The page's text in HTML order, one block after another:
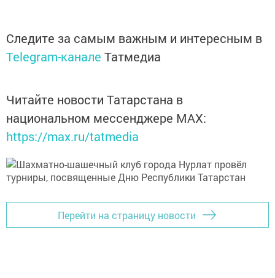
Следите за самым важным и интересным в
Telegram-канале Татмедиа
Читайте новости Татарстана в
национальном мессенджере MАХ:
https://max.ru/tatmedia
Перейти на страницу новости